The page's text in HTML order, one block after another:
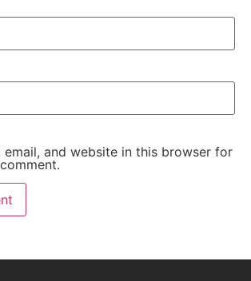
email, and website in this browser for